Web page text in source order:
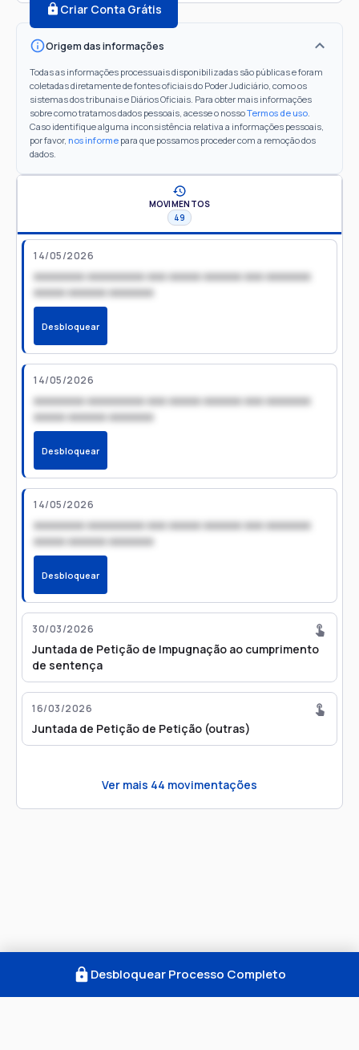
Criar Conta Grátis
Origem das informações
Todas as informações processuais disponibilizadas são públicas e foram
coletadas diretamente de fontes oficiais do Poder Judiciário, como os
sistemas dos tribunais e Diários Oficiais. Para obter mais informações
sobre como tratamos dados pessoais, acesse o nossoTermos de uso.
Caso identifique alguma inconsistência relativa a informações pessoais,
por favor, nos informe para que possamos proceder com a remoção dos
dados.
MOVIMENTOS
49
14/05/2026
xxxxxxxx xxxxxxxxx xxx xxxxx xxxxxx xxx xxxxxxx
xxxxx xxxxxx xxxxxxx
Desbloquear
14/05/2026
xxxxxxxx xxxxxxxxx xxx xxxxx xxxxxx xxx xxxxxxx
xxxxx xxxxxx xxxxxxx
Desbloquear
14/05/2026
xxxxxxxx xxxxxxxxx xxx xxxxx xxxxxx xxx xxxxxxx
xxxxx xxxxxx xxxxxxx
Desbloquear
30/03/2026
Juntada de Petição de Impugnação ao cumprimento
de sentença
16/03/2026
Juntada de Petição de Petição (outras)
Ver mais 44 movimentações
Desbloquear Processo Completo